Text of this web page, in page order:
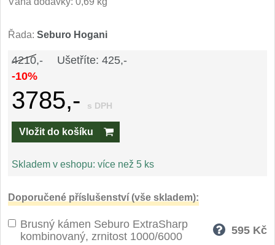
Záchranářské
Ostření nožů
Ostřiče nožů
Brusné kameny 3
Doplňky a díly 4
Nože SEBURO
Řada: Seburo Hogani
4210,- Ušetříte: 425,-
-10%
3785,- s DPH
Vložit do košíku
Skladem v eshopu: více než 5 ks
Doporučené příslušenství (vše skladem):
Brusný kámen Seburo ExtraSharp
kombinovaný, zrnitost 1000/6000
595 Kč